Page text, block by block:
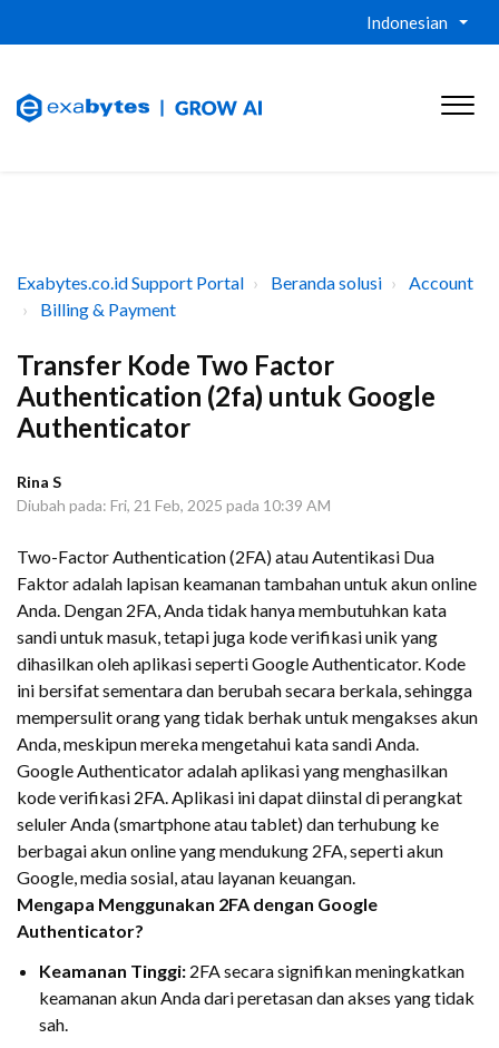
Indonesian
Exabytes.co.id Support Portal Beranda solusi
Account
Billing & Payment
Transfer Kode Two Factor
Authentication (2fa) untuk Google
Authenticator
Rina S
Diubah pada: Fri, 21 Feb, 2025 pada 10:39 AM
Two-Factor Authentication (2FA) atau Autentikasi Dua
Faktor adalah lapisan keamanan tambahan untuk akun online
Anda. Dengan 2FA, Anda tidak hanya membutuhkan kata
sandi untuk masuk, tetapi juga kode verifikasi unik yang
dihasilkan oleh aplikasi seperti Google Authenticator. Kode
ini bersifat sementara dan berubah secara berkala, sehingga
mempersulit orang yang tidak berhak untuk mengakses akun
Anda, meskipun mereka mengetahui kata sandi Anda.
Google Authenticator adalah aplikasi yang menghasilkan
kode verifikasi 2FA. Aplikasi ini dapat diinstal di perangkat
seluler Anda (smartphone atau tablet) dan terhubung ke
berbagai akun online yang mendukung 2FA, seperti akun
Google, media sosial, atau layanan keuangan.
Mengapa Menggunakan 2FA dengan Google
Authenticator?
Keamanan Tinggi: 2FA secara signifikan meningkatkan
keamanan akun Anda dari peretasan dan akses yang tidak
sah.